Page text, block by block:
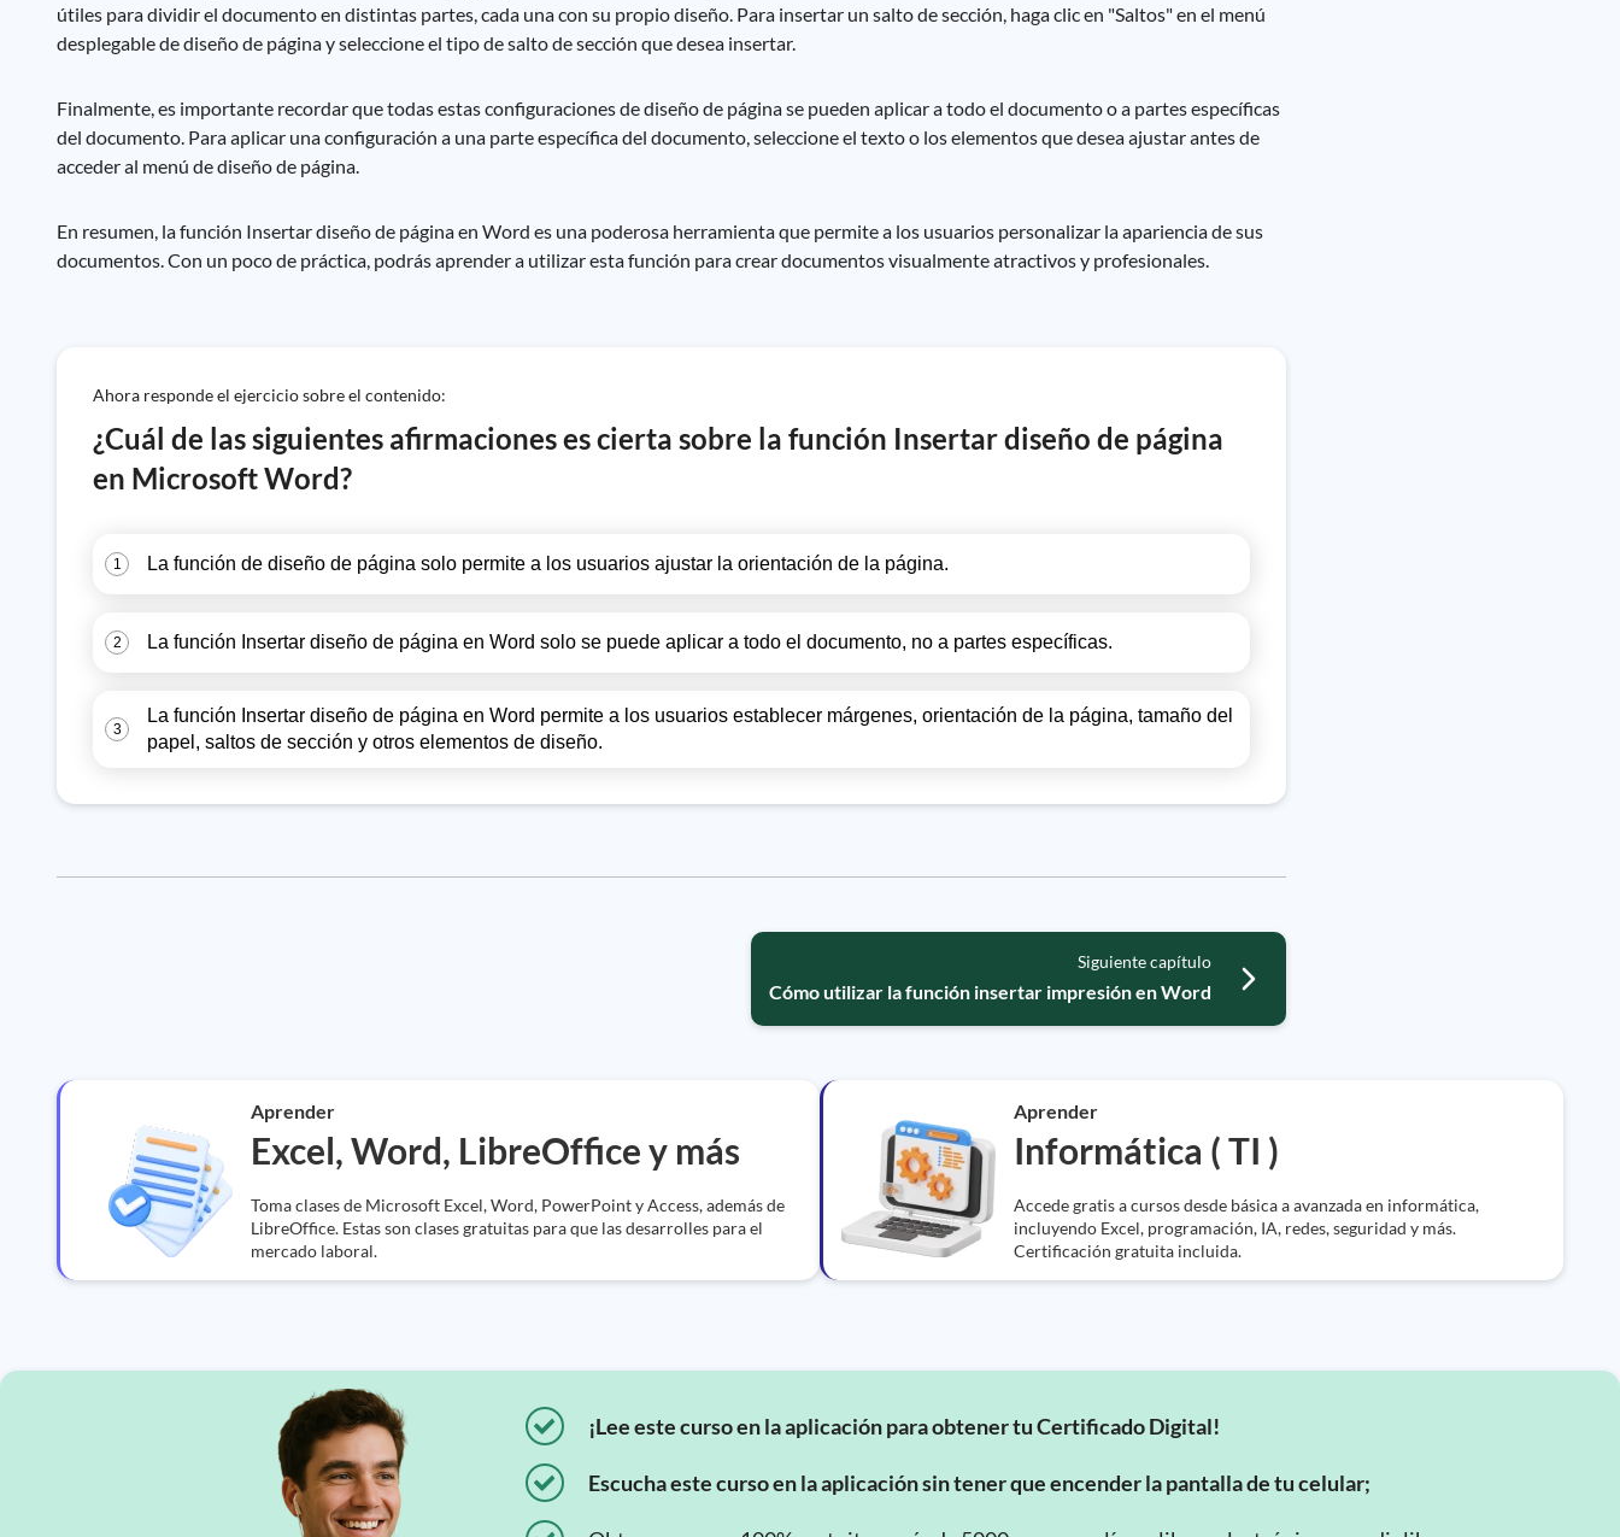
útiles para dividir el documento en distintas partes, cada una con su propio diseño. Para insertar un salto de sección, haga clic en "Saltos" en el menú
desplegable de diseño de página y seleccione el tipo de salto de sección que desea insertar.
Finalmente, es importante recordar que todas estas configuraciones de diseño de página se pueden aplicar a todo el documento o a partes específicas
del documento. Para aplicar una configuración a una parte específica del documento, seleccione el texto o los elementos que desea ajustar antes de
acceder al menú de diseño de página.
En resumen, la función Insertar diseño de página en Word es una poderosa herramienta que permite a los usuarios personalizar la apariencia de sus
documentos. Con un poco de práctica, podrás aprender a utilizar esta función para crear documentos visualmente atractivos y profesionales.
Ahora responde el ejercicio sobre el contenido:
¿Cuál de las siguientes afirmaciones es cierta sobre la función Insertar diseño de página
en Microsoft Word?
1 La función de diseño de página solo permite a los usuarios ajustar la orientación de la página.
2 La función Insertar diseño de página en Word solo se puede aplicar a todo el documento, no a partes específicas.
3
La función Insertar diseño de página en Word permite a los usuarios establecer márgenes, orientación de la página, tamaño del
papel, saltos de sección y otros elementos de diseño.
Siguiente capítulo
Cómo utilizar la función insertar impresión en Word
Aprender
Excel, Word, LibreOffice y más
Toma clases de Microsoft Excel, Word, PowerPoint y Access, además de
LibreOffice. Estas son clases gratuitas para que las desarrolles para el
mercado laboral.
Aprender
Informática ( TI )
Accede gratis a cursos desde básica a avanzada en informática,
incluyendo Excel, programación, IA, redes, seguridad y más.
Certificación gratuita incluida.
¡Lee este curso en la aplicación para obtener tu Certificado Digital!
Escucha este curso en la aplicación sin tener que encender la pantalla de tu celular;